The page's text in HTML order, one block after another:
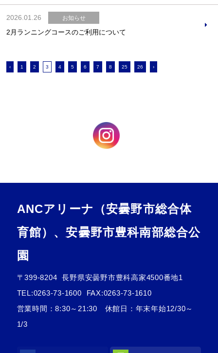
2026.01.26 お知らせ
2月ランニングコースのご利用について
‹ 1 2 3 4 5 6 7 8 25 26 ›
ANCアリーナ（安曇野市総合体
育館）、安曇野市豊科南部総合公
園
〒399-8204
長野県安曇野市豊科高家4500番地1
TEL:0263-73-1600
FAX:0263-73-1610
営業時間：8:30～21:30 休館日：年末年始12/30～
1/3